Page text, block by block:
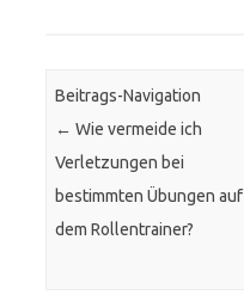
Beitrags-Navigation
← Wie vermeide ich
Verletzungen bei
bestimmten Übungen auf
dem Rollentrainer?